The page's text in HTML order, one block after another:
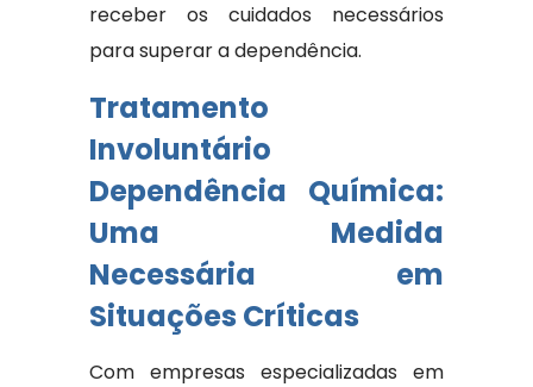
receber os cuidados necessários
para superar a dependência.
Tratamento
Involuntário
Dependência Química:
Uma Medida
Necessária em
Situações Críticas
Com empresas especializadas em